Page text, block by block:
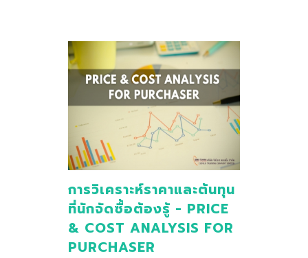
การวิเคราะห์ราคาและต้นทุน
ที่นักจัดซื้อต้องรู้ - PRICE
& COST ANALYSIS FOR
PURCHASER